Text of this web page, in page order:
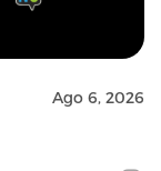
Ago 6, 2026